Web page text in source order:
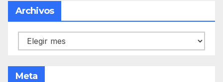
Archivos
Archivos
Meta